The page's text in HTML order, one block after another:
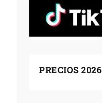
PRECIOS 2026